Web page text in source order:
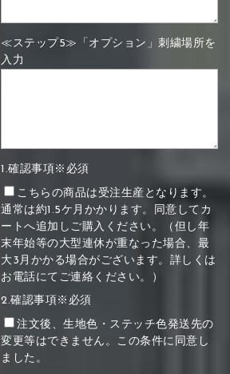
≪ステップ5≫「オプション」刺繍場所を
入力
1.確認事項※必須
こちらの商品は受注生産となります。
通常は約1.5ケ月かかります。同意してカ
ートへ追加しご購入ください。（但し年
末年始等の大型連休が重なった場合、最
大3月かかる場合がございます。詳しくは
お電話にてご連絡ください。）
2.確認事項※必須
注文後、生地色・ステッチ色発送先の
変更等はできません。この条件に同意し
ました。